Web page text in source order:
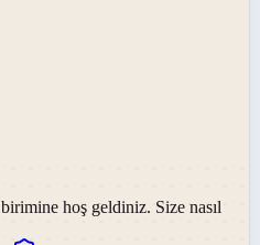
birimine hoş geldiniz. Size nasıl